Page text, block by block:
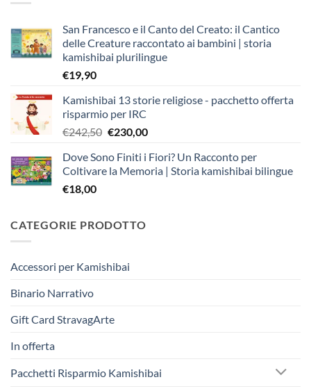
San Francesco e il Canto del Creato: il Cantico
delle Creature raccontato ai bambini | storia
kamishibai plurilingue
€19,90
Kamishibai 13 storie religiose - pacchetto offerta
risparmio per IRC
€242,50 Il
originale
era:
€230,00Il
attuale
è:
Dove Sono Finiti i Fiori? Un Racconto per
Coltivare la Memoria | Storia kamishibai bilingue
€18,00
CATEGORIE PRODOTTO
Accessori per Kamishibai
Binario Narrativo
Gift Card StravagArte
In offerta
Pacchetti Risparmio Kamishibai